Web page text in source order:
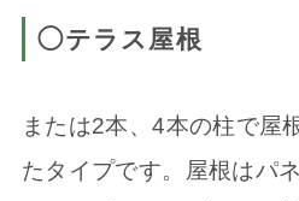
◯テラス屋根
または2本、4本の柱で屋
たタイプです。屋根はパ